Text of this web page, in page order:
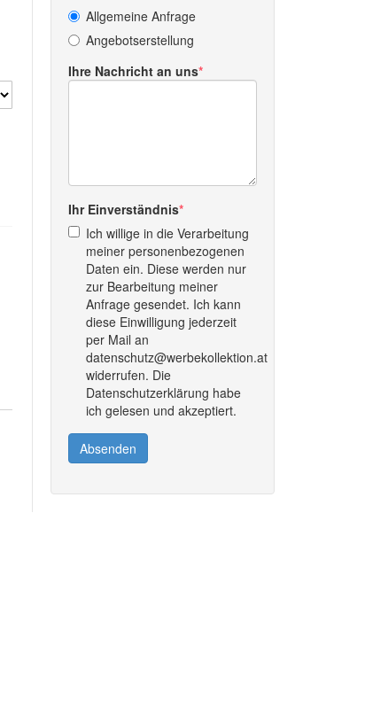
Allgemeine Anfrage
Angebotserstellung
Ihre Nachricht an uns
Ihr Einverständnis
Ich willige in die Verarbeitung
meiner personenbezogenen
Daten ein. Diese werden nur
zur Bearbeitung meiner
Anfrage gesendet. Ich kann
diese Einwilligung jederzeit
per Mail an
datenschutz@werbekollektion.at
widerrufen. Die
Datenschutzerklärung habe
ich gelesen und akzeptiert.
Absenden